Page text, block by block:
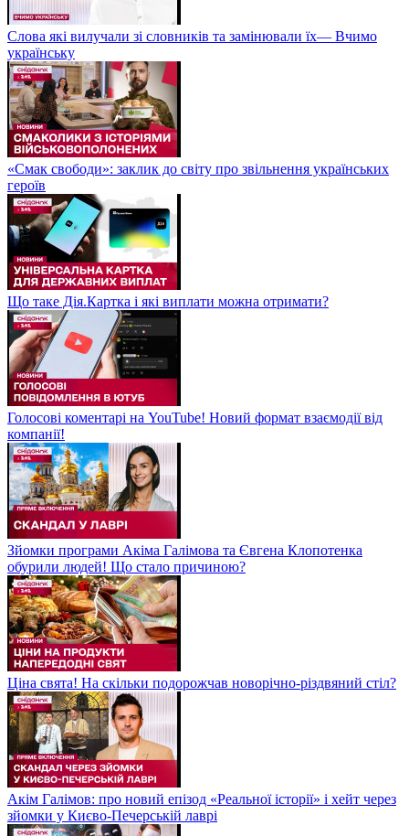
Слова які вилучали зі словників та замінювали їх— Вчимо
українську
«Смак свободи»: заклик до світу про звільнення українських
героїв
Що таке Дія.Картка і які виплати можна отримати?
Голосові коментарі на YouTube! Новий формат взаємодії від
компанії!
Зйомки програми Акіма Галімова та Євгена Клопотенка
обурили людей! Що стало причиною?
Ціна свята! На скільки подорожчав новорічно-різдвяний стіл?
Акім Галімов: про новий епізод «Реальної історії» і хейт через
зйомки у Києво-Печерській лаврі